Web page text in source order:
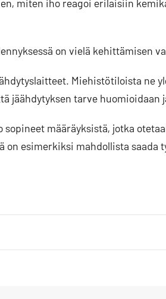
miten iho reagoi erilaisiin
on vielä kehittämisen
Miehistötiloista ne
jäähdytyksen tarve huomioidaan
sopineet määräyksistä, jotka
on esimerkiksi mahdollista saada